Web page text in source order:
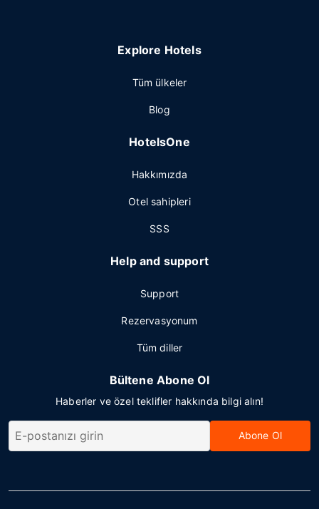
Explore Hotels
Tüm ülkeler
Blog
HotelsOne
Hakkımızda
Otel sahipleri
SSS
Help and support
Support
Rezervasyonum
Tüm diller
Bültene Abone Ol
Haberler ve özel teklifler hakkında bilgi alın!
Abone Ol